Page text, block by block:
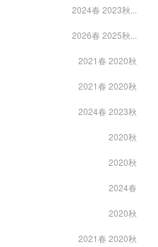
2024春 2023秋...
2026春 2025秋...
2021春 2020秋
2021春 2020秋
2024春 2023秋
2020秋
2020秋
2024春
2020秋
2021春 2020秋